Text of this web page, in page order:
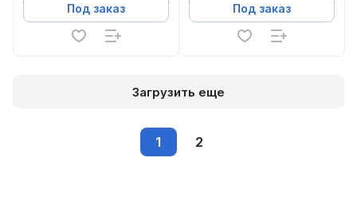
Под заказ Под заказ
Загрузить еще
1 2